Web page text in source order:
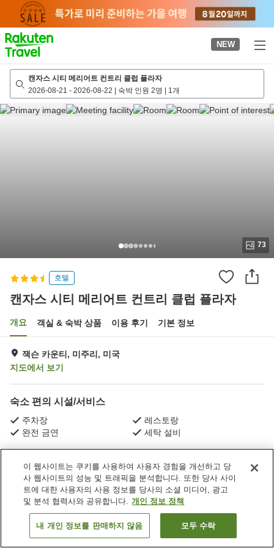
page
NEW
캔자스 시티 메리어트 컨트리 클럽 플라자
2026-08-21 - 2026-08-22 | 숙박 인원 2명 | 1개
73
호텔
캔자스 시티 메리어트 컨트리 클럽 플라자
개요 객실 & 숙박 상품 이용 후기 기본 정보
잭슨 카운티, 미주리, 미국
지도에서 보기
숙소 편의 시설/서비스
주차장
레스토랑
완전 금연
세탁 설비
미국 미주리
잭슨 카운티
캔자스 시티 메리어트 컨트리 클럽 플라자
객실 보기
이 웹사이트는 쿠키를 사용하여 사용자 경험을 개선하고 당
사 웹사이트의 성능 및 트래픽을 분석합니다. 또한 당사 사이
트에 대한 사용자의 사용 정보를 당사의 소셜 미디어, 광고
및 분석 협력사와 공유합니다. 개인 정보 정책
내 개인 정보를 판매하지 않음 모두 수락